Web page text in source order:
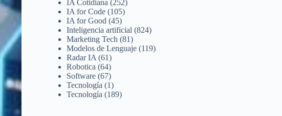
IA Cotidiana (252)
IA for Code (105)
IA for Good (45)
Inteligencia artificial (824)
Marketing Tech (81)
Modelos de Lenguaje (119)
Radar IA (61)
Robotica (64)
Software (67)
Tecnología (1)
Tecnología (189)